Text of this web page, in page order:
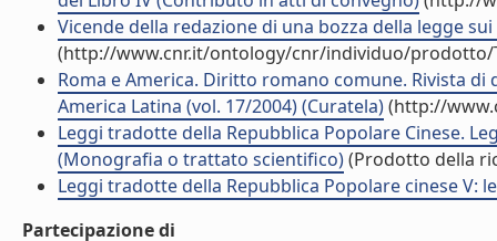
Vicende della redazione di una bozza della legge
(http://www.cnr.it/ontology/cnr/individuo/prodotto/
Roma e America. Diritto romano comune. Rivista
America Latina (vol. 17/2004) (Curatela)(http://
Leggi tradotte della Repubblica Popolare Cinese.
(Monografia o trattato scientifico)(Prodotto della
Leggi tradotte della Repubblica Popolare cinese V:
Partecipazione di